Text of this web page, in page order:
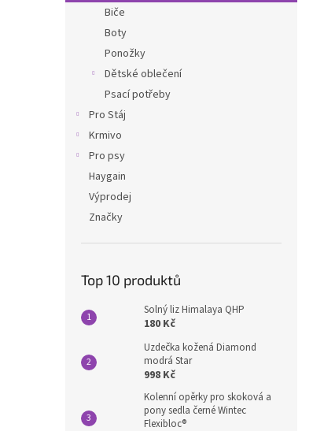
n
Biče
Boty
Ponožky
Dětské oblečení
Psací potřeby
Pro Stáj
Krmivo
Pro psy
Haygain
Výprodej
Značky
Top 10 produktů
Solný liz Himalaya QHP
180 Kč
Uzdečka kožená Diamond
modrá Star
998 Kč
Kolenní opěrky pro skoková a
pony sedla černé Wintec
Flexibloc®